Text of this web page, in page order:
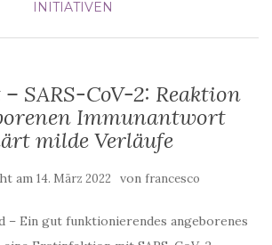
INITIATIVEN
SARS-CoV-2: Reaktion
Immunantwort
milde Verläufe
am 14. März 2022 von francesco
– Ein gut funktionierendes angeborenes